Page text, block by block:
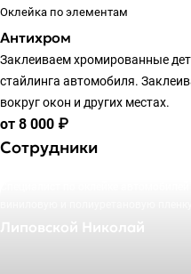
Оклейка по элементам
Антихром
Заклеиваем хромированные
стайлинга автомобиля.
вокруг окон и других местах.
от 8 000 ₽
Сотрудники
Липовской Николай